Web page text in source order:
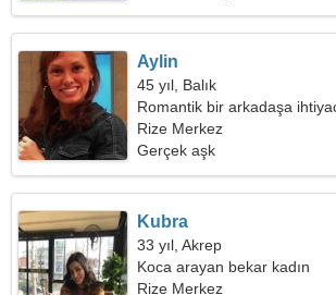
Aylin
45 yıl, Balık
Romantik bir arkadaşa
Rize Merkez
Gerçek aşk
Kubra
33 yıl, Akrep
Koca arayan bekar kadın
Rize Merkez